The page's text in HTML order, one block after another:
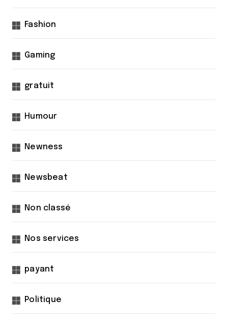
Fashion
Gaming
gratuit
Humour
Newness
Newsbeat
Non classé
Nos services
payant
Politique